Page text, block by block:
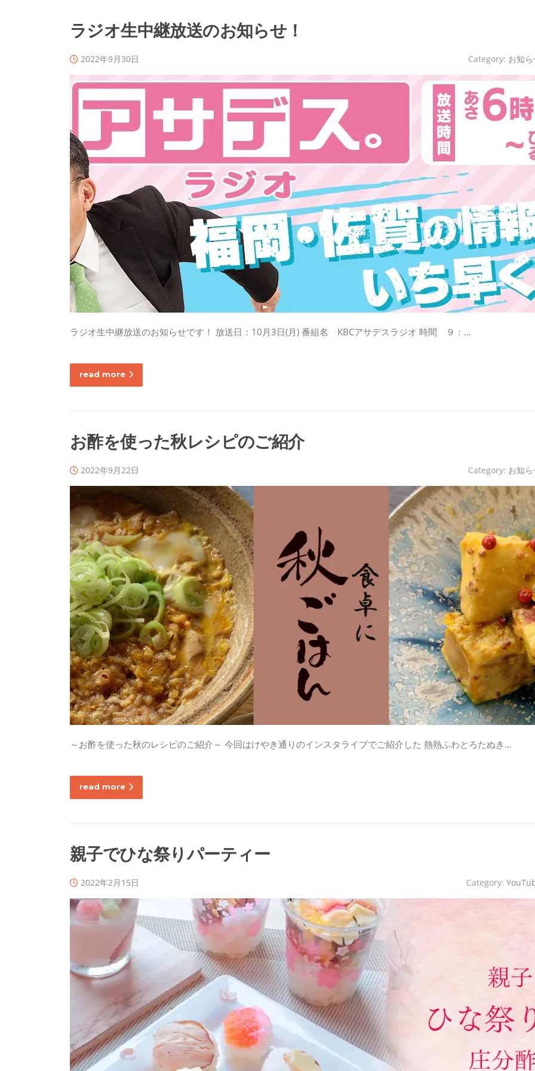
ラジオ生中継放送のお知らせ！
2022年9月30日 Category: お知
ラジオ生中継放送のお知らせです！ 放送日：10月3日(月) 番組名 KBCアサデスラジオ 時間 ９：…
read more
お酢を使った秋レシピのご紹介
2022年9月22日 Category: お知
～お酢を使った秋のレシピのご紹介～ 今回はけやき通りのインスタライブでご紹介した 熱熱ふわとろたぬき…
read more
親子でひな祭りパーティー
2022年2月15日 Category: